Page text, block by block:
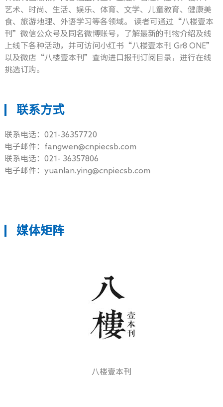
艺术、时尚、生活、娱乐、体育、文学、儿童教育、健康美
食、旅游地理、外语学习等各领域。 读者可通过“八楼壹本
刊”微信公众号及同名微博账号，了解最新的刊物介绍及线
上线下各种活动，并可访问小红书“八楼壹本刊 Gr8 ONE”
以及微店“八楼壹本刊”查询进口报刊订阅目录，进行在线
挑选订购。
联系方式
联系电话：021-36357720
电子邮件：fangwen@cnpiecsb.com
联系电话：021- 36357806
电子邮件：yuanlan.ying@cnpiecsb.com
媒体矩阵
八楼壹本刊